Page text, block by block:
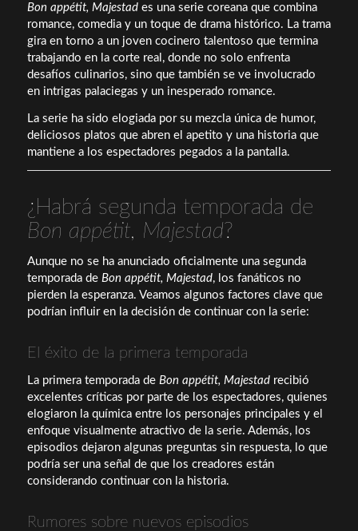
Bon appétit, Majestades una serie coreana que combina
romance, comedia y un toque de drama histórico. La trama
gira en torno a un joven cocinero talentoso que termina
trabajando en la corte real, donde no solo enfrenta
desafíos culinarios, sino que también se ve involucrado
en intrigas palaciegas y un inesperado romance.
La serie ha sido elogiada por su mezcla única de humor,
deliciosos platos que abren el apetito y una historia que
mantiene a los espectadores pegados a la pantalla.
¿Habrá segunda temporada de
Bon appétit, Majestad?
Aunque no se ha anunciado oficialmente una segunda
temporada de Bon appétit, Majestad, los fanáticos no
pierden la esperanza. Veamos algunos factores clave que
podrían influir en la decisión de continuar con la serie:
El éxito de la primera temporada
La primera temporada de Bon appétit, Majestadrecibió
excelentes críticas por parte de los espectadores, quienes
elogiaron la química entre los personajes principales y el
enfoque visualmente atractivo de la serie. Además, los
episodios dejaron algunas preguntas sin respuesta, lo que
podría ser una señal de que los creadores están
considerando continuar con la historia.
Rumores sobre nuevos episodios